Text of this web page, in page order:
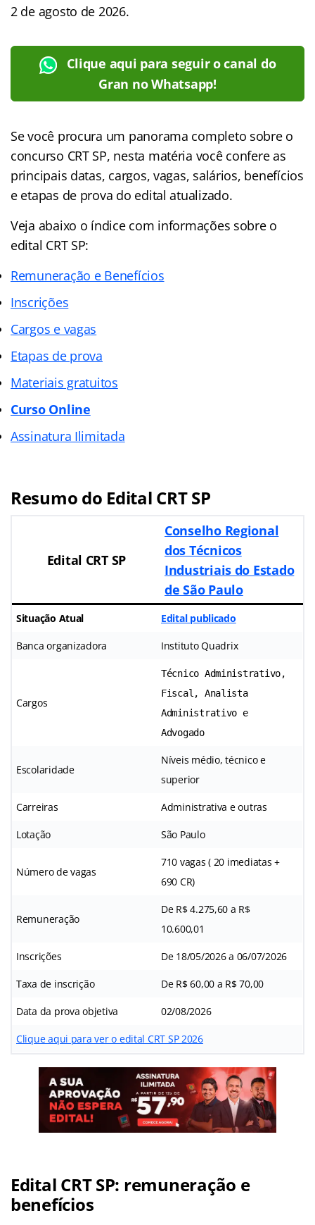
2 de agosto de 2026.
Clique aqui para seguir o canal do
Gran no Whatsapp!
Se você procura um panorama completo sobre o
concurso CRT SP, nesta matéria você confere as
principais datas, cargos, vagas, salários, benefícios
e etapas de prova do edital atualizado.
Veja abaixo o índicecom informações sobre o
edital CRT SP:
Remuneração e Benefícios
Inscrições
Cargos e vagas
Etapas de prova
Materiais gratuitos
Curso Online
Assinatura Ilimitada
Resumo do Edital CRT SP
Edital CRT SP
Conselho Regional
dos Técnicos
Industriais do Estado
de São Paulo
Situação Atual Edital publicado
Banca organizadora Instituto Quadrix
Cargos
Técnico Administrativo,
Fiscal, Analista
Administrativo e
Advogado
Escolaridade
Níveis médio, técnico e
superior
Carreiras Administrativa e outras
Lotação São Paulo
Número de vagas
710 vagas ( 20 imediatas +
690 CR)
Remuneração
De R$ 4.275,60 a R$
10.600,01
Inscrições De 18/05/2026 a 06/07/2026
Taxa de inscrição De R$ 60,00 a R$ 70,00
Data da prova objetiva 02/08/2026
Clique aqui para ver o edital CRT SP 2026
Edital CRT SP: remuneração e
benefícios